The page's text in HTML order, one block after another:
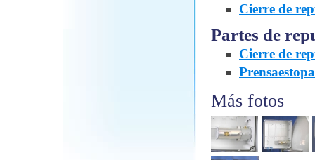
Cierre de
Partes de
Cierre de
Más fotos